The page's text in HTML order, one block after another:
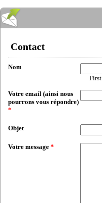
Contact
Nom
First
Votre email (ainsi nous
pourrons vous répondre)
*
Objet
Votre message *